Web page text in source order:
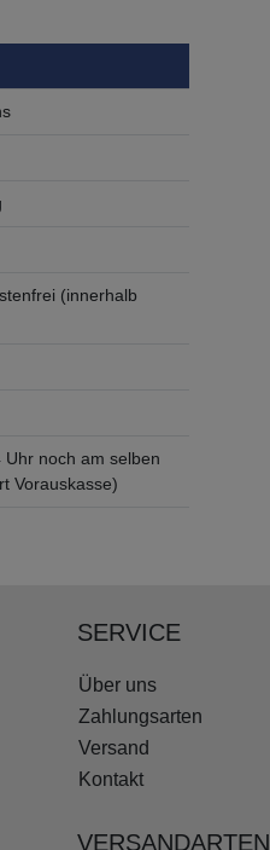
(innerhalb
noch am selben
Vorauskasse)
SERVICE
Über uns
Zahlungsarten
Versand
Kontakt
VERSANDARTEN